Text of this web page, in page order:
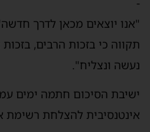
"אנו יוצאים מכאן לדרך
תקווה כי בזכות הרבים,
נעשה ונצליח".
ישיבת הסיכום חתמה ימים
אינטנסיבית להצלחת רשימת